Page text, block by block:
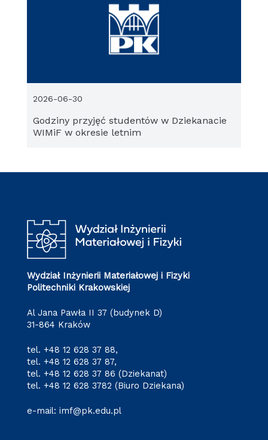
Godziny przyjęć studentów w Dziekanacie
WIMiF w okresie letnim
2026-06-30
Wydział Inżynierii Materiałowej i Fizyki
Politechniki Krakowskiej
Al Jana Pawła II 37 (budynek D)
31-864 Kraków
tel. +48 12 628 37 88,
tel. +48 12 628 37 87,
tel. +48 12 628 37 86 (Dziekanat)
tel. +48 12 628 3782 (Biuro Dziekana)
e-mail: imf@pk.edu.pl